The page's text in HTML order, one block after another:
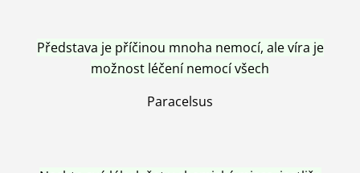
Představa je příčinou mnoha nemocí, ale víra je
možnost léčení nemocí všech
Paracelsus